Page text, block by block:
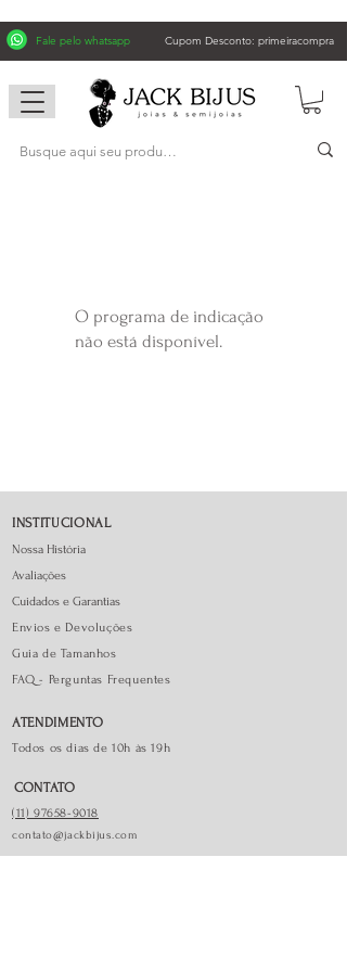
Fale pelo whatsapp Cupom Desconto: primeiracompra
O programa de indicação
não está disponível.
INSTITUCIONAL
Nossa História
Avaliações
Cuidados e Garantias
Envios e Devoluções
Guia de Tamanhos
FAQ - Perguntas Frequentes
ATENDIMENTO
Todos os dias de 10h às 19h
CONTATO
(11) 97658-9018
contato@jackbijus.com